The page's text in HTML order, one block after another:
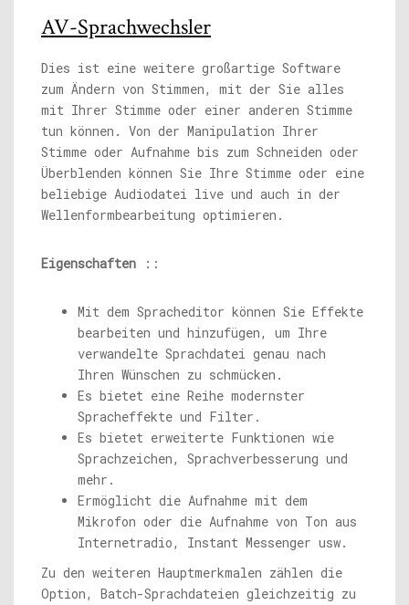
AV-Sprachwechsler
Dies ist eine weitere großartige Software
zum Ändern von Stimmen, mit der Sie alles
mit Ihrer Stimme oder einer anderen Stimme
tun können. Von der Manipulation Ihrer
Stimme oder Aufnahme bis zum Schneiden oder
Überblenden können Sie Ihre Stimme oder eine
beliebige Audiodatei live und auch in der
Wellenformbearbeitung optimieren.
Eigenschaften ::
Mit dem Spracheditor können Sie Effekte
bearbeiten und hinzufügen, um Ihre
verwandelte Sprachdatei genau nach
Ihren Wünschen zu schmücken.
Es bietet eine Reihe modernster
Spracheffekte und Filter.
Es bietet erweiterte Funktionen wie
Sprachzeichen, Sprachverbesserung und
mehr.
Ermöglicht die Aufnahme mit dem
Mikrofon oder die Aufnahme von Ton aus
Internetradio, Instant Messenger usw.
Zu den weiteren Hauptmerkmalen zählen die
Option, Batch-Sprachdateien gleichzeitig zu